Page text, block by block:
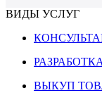
ВИДЫ УСЛУГ
ВЫКУП